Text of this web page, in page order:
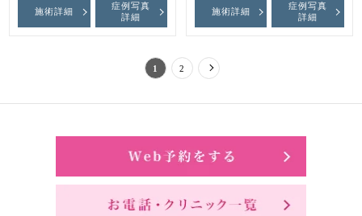
施術詳細
症例写真
詳細
施術詳細
症例写真
詳細
1 2